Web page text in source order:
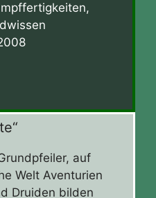
auf
Welt Aventurien
Druiden bilden